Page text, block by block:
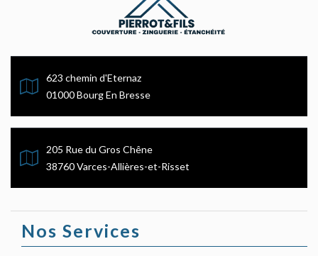
623 chemin d'Eternaz
01000 Bourg En Bresse
205 Rue du Gros Chêne
38760 Varces-Allières-et-Risset
Nos Services